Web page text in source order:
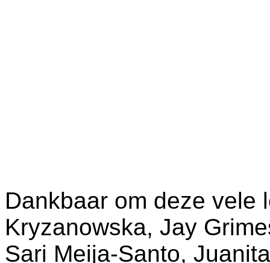
Dankbaar om deze vele
Kryzanowska, Jay
Sari Meija-Santo,